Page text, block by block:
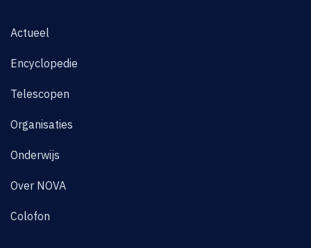
Actueel
Encyclopedie
Telescopen
Organisaties
Onderwijs
Over NOVA
Colofon